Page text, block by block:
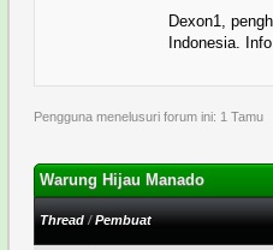
Dexon1,
Indonesia.
Pengguna menelusuri forum ini: 1 Tamu
Warung Hijau Manado
Thread/Pembuat